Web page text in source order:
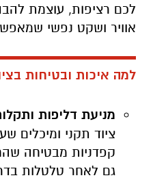
לכם רציפות, עוצמת
אוויר ושקט נפשי
למה איכות ובטיחות
מניעת דליפות
ציוד תקני ומיכלים
קפדניות מבטיחה
גם לאחר טלטלות